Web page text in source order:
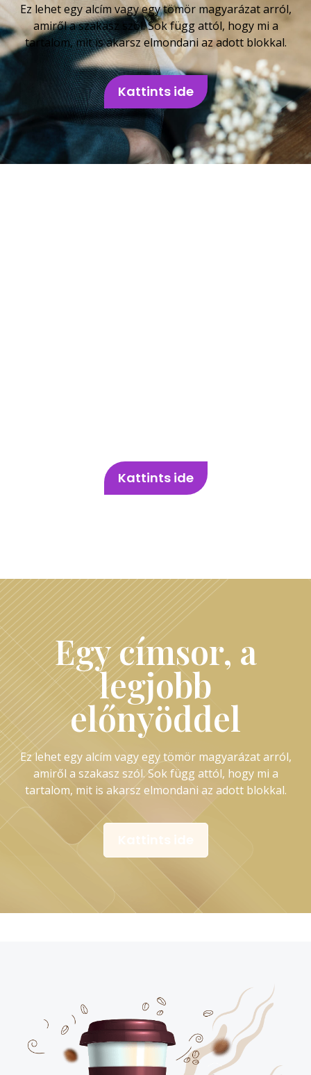
Ez lehet egy alcím vagy egy tömör magyarázat arról,
amiről a szakasz szól. Sok függ attól, hogy mi a
tartalom, mit is akarsz elmondani az adott blokkal.
Kattints ide
Kattints ide
Egy címsor, a
legjobb
előnyöddel
Ez lehet egy alcím vagy egy tömör magyarázat arról,
amiről a szakasz szól. Sok függ attól, hogy mi a
tartalom, mit is akarsz elmondani az adott blokkal.